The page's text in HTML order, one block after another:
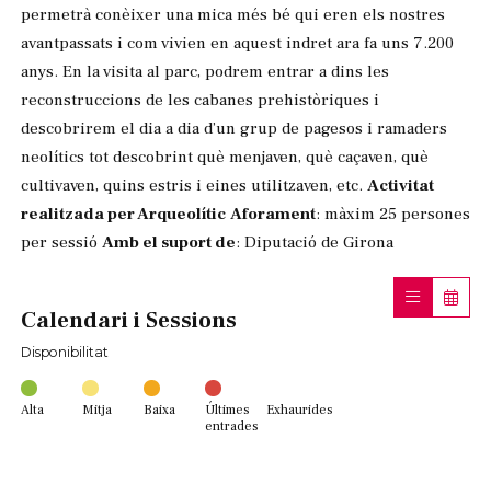
permetrà conèixer una mica més bé qui eren els nostres
avantpassats i com vivien en aquest indret ara fa uns 7.200
anys. En la visita al parc, podrem entrar a dins les
reconstruccions de les cabanes prehistòriques i
descobrirem el dia a dia d’un grup de pagesos i ramaders
neolítics tot descobrint què menjaven, què caçaven, què
cultivaven, quins estris i eines utilitzaven, etc. Activitat
realitzada per Arqueolític Aforament: màxim 25 persones
per sessió Amb el suport de: Diputació de Girona
Calendari i Sessions
Disponibilitat
Alta Mitja Baixa
Últimes
entrades
Exhaurides